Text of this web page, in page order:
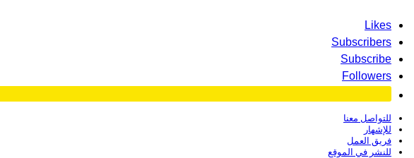
Likes
Subscribers
Subscribe
Followers
للتواصل معنا
للإشهار
فريق العمل
للنشر في الموقع